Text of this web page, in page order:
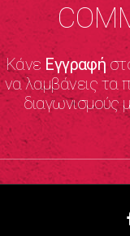
Κάνε Εγγραφή
να λαμβάνεις τα
διαγωνισμούς